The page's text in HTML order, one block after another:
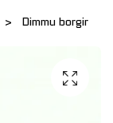
Dimmu borgir